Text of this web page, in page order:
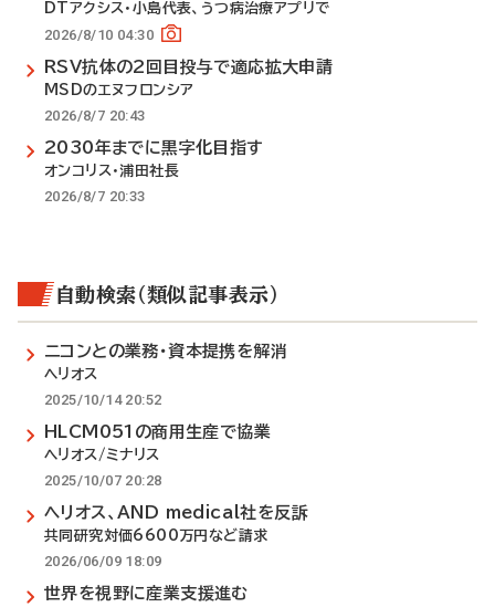
DTアクシス・小島代表、うつ病治療アプリで
2026/8/10 04:30
RSV抗体の2回目投与で適応拡大申請
MSDのエヌフロンシア
2026/8/7 20:43
2030年までに黒字化目指す
オンコリス・浦田社長
2026/8/7 20:33
自動検索（類似記事表示）
ニコンとの業務・資本提携を解消
ヘリオス
2025/10/14 20:52
HLCM051の商用生産で協業
ヘリオス/ミナリス
2025/10/07 20:28
ヘリオス、AND medical社を反訴
共同研究対価6600万円など請求
2026/06/09 18:09
世界を視野に産業支援進む